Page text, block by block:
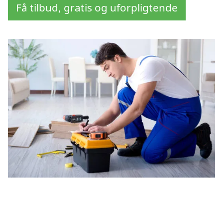
Få tilbud, gratis og uforpligtende